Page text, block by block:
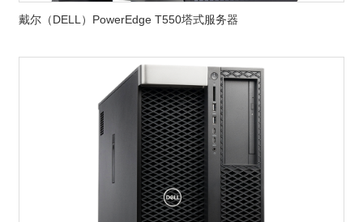
戴尔（DELL）PowerEdge T550塔式服务器